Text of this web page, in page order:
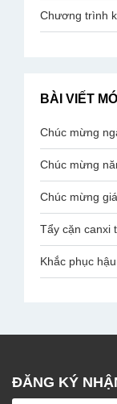
Chương trình
BÀI VIẾT
Chúc mừng
Chúc mừng
Chúc mừng
Tẩy cặn canxi
ĐĂNG KÝ